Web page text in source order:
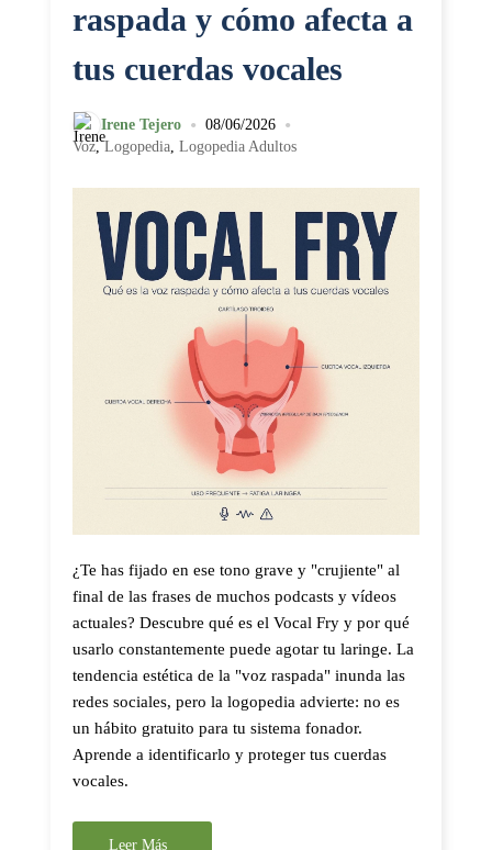
raspada y cómo afecta a
tus cuerdas vocales
Irene Tejero • 08/06/2026 •
Voz,Logopedia, Logopedia Adultos
¿Te has fijado en ese tono grave y "crujiente" al
final de las frases de muchos podcasts y vídeos
actuales? Descubre qué es el Vocal Fry y por qué
usarlo constantemente puede agotar tu laringe. La
tendencia estética de la "voz raspada" inunda las
redes sociales, pero la logopedia advierte: no es
un hábito gratuito para tu sistema fonador.
Aprende a identificarlo y proteger tus cuerdas
vocales.
Leer Más